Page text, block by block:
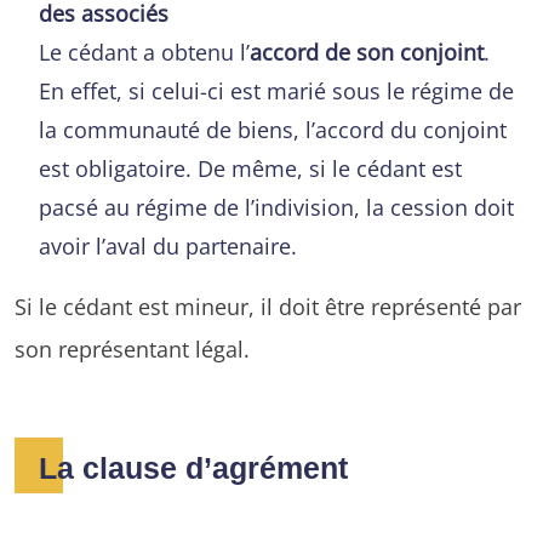
des associés
Le cédant a obtenu l’accord de son conjoint.
En effet, si celui-ci est marié sous le régime de
la communauté de biens, l’accord du conjoint
est obligatoire. De même, si le cédant est
pacsé au régime de l’indivision, la cession doit
avoir l’aval du partenaire.
Si le cédant est mineur, il doit être représenté par
son représentant légal.
La clause d’agrément